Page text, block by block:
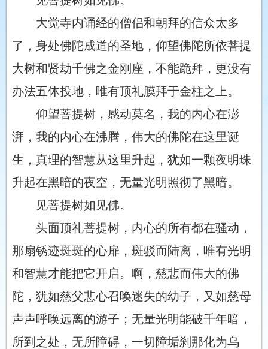
大觉寺内诵经的僧侣和朝拜的信众太多
了，身处佛陀成道的圣地，仰望佛陀所依菩提
大树和贤劫千佛之金刚座，不能跪拜，更没有
办法五体投地，唯有顶礼膜拜于金柱之上。
仰望菩提树，感动莫名，我的内心在澎
湃，我的内心在沸腾，伟大的佛陀在这里诞
生，真理的智慧从这里升起，犹如一颗夜明珠
升起在黑暗的夜空，无量光明照彻了黑暗。
见菩提树如见佛。
头面顶礼菩提树，内心的所有都在骚动，
那扇锈迹斑斑的心扉，斑驳而陆离，唯有光明
和智慧才能把它开启。啊，慈悲而伟大的佛
陀，犹如慈父悲心召唤迷失的幼子，又如慈母
声声呼唤远离的游子；无量光明能破千年暗，
所到之处，无所障碍，一切障垢刹那化为乌